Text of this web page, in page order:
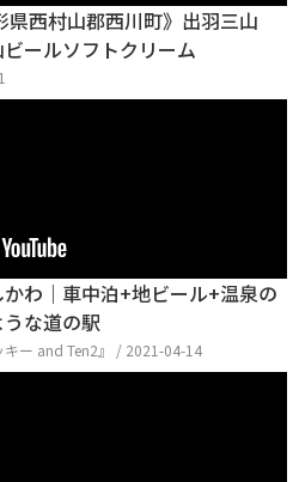
県西村山郡西川町》出羽三山
ビールソフトクリーム
かわ｜車中泊+地ビール+温泉の
な道の駅
キー and Ten2』 / 2021-04-14